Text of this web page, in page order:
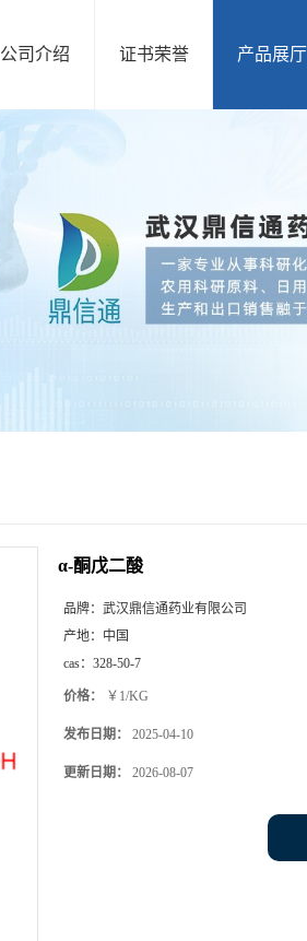
公司介绍 证书荣誉 产品展厅
α-酮戊二酸
品牌： 武汉鼎信通药业有限公司
产地： 中国
cas： 328-50-7
价格： ￥1/KG
发布日期： 2025-04-10
更新日期： 2026-08-07